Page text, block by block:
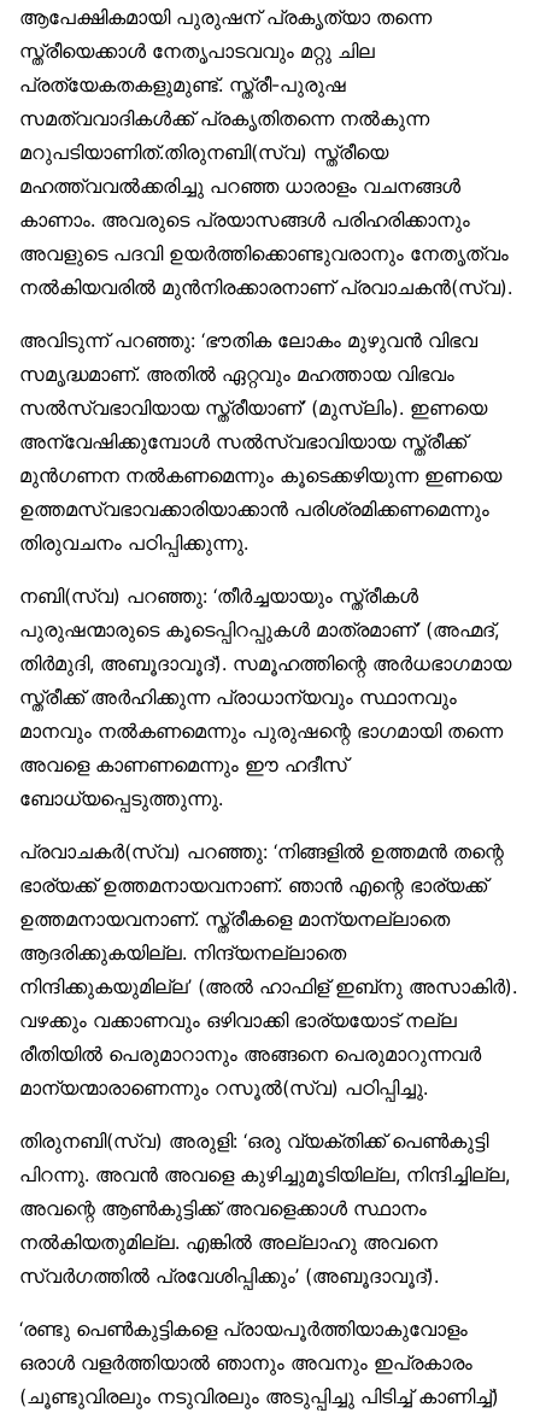
ആപേക്ഷികമായി പുരുഷന് പ്രകൃത്യാ തന്നെ
സ്ത്രീയെക്കാൾ നേതൃപാടവവും മറ്റു ചില
പ്രത്യേകതകളുമുണ്ട്. സ്ത്രീ-പുരുഷ
സമത്വവാദികൾക്ക് പ്രകൃതിതന്നെ നൽകുന്ന
മറുപടിയാണിത്.തിരുനബി(സ്വ) സ്ത്രീയെ
മഹത്ത്വവൽക്കരിച്ചു പറഞ്ഞ ധാരാളം വചനങ്ങൾ
കാണാം. അവരുടെ പ്രയാസങ്ങൾ പരിഹരിക്കാനും
അവളുടെ പദവി ഉയർത്തിക്കൊണ്ടുവരാനും നേതൃത്വം
നൽകിയവരിൽ മുൻനിരക്കാരനാണ് പ്രവാചകൻ(സ്വ).
അവിടുന്ന് പറഞ്ഞു: ‘ഭൗതിക ലോകം മുഴുവൻ വിഭവ
സമൃദ്ധമാണ്. അതിൽ ഏറ്റവും മഹത്തായ വിഭവം
സൽസ്വഭാവിയായ സ്ത്രീയാണ്’ (മുസ്‌ലിം). ഇണയെ
അന്വേഷിക്കുമ്പോൾ സൽസ്വഭാവിയായ സ്ത്രീക്ക്
മുൻഗണന നൽകണമെന്നും കൂടെക്കഴിയുന്ന ഇണയെ
ഉത്തമസ്വഭാവക്കാരിയാക്കാൻ പരിശ്രമിക്കണമെന്നും
തിരുവചനം പഠിപ്പിക്കുന്നു.
നബി(സ്വ) പറഞ്ഞു: ‘തീർച്ചയായും സ്ത്രീകൾ
പുരുഷന്മാരുടെ കൂടെപ്പിറപ്പുകൾ മാത്രമാണ്’ (അഹ്മദ്,
തിർമുദി, അബൂദാവൂദ്). സമൂഹത്തിന്റെ അർധഭാഗമായ
സ്ത്രീക്ക് അർഹിക്കുന്ന പ്രാധാന്യവും സ്ഥാനവും
മാനവും നൽകണമെന്നും പുരുഷന്റെ ഭാഗമായി തന്നെ
അവളെ കാണണമെന്നും ഈ ഹദീസ്
ബോധ്യപ്പെടുത്തുന്നു.
പ്രവാചകർ(സ്വ) പറഞ്ഞു: ‘നിങ്ങളിൽ ഉത്തമൻ തന്റെ
ഭാര്യക്ക് ഉത്തമനായവനാണ്. ഞാൻ എന്റെ ഭാര്യക്ക്
ഉത്തമനായവനാണ്. സ്ത്രീകളെ മാന്യനല്ലാതെ
ആദരിക്കുകയില്ല. നിന്ദ്യനല്ലാതെ
നിന്ദിക്കുകയുമില്ല’ (അൽ ഹാഫിള് ഇബ്‌നു അസാകിർ).
വഴക്കും വക്കാണവും ഒഴിവാക്കി ഭാര്യയോട് നല്ല
രീതിയിൽ പെരുമാറാനും അങ്ങനെ പെരുമാറുന്നവർ
മാന്യന്മാരാണെന്നും റസൂൽ(സ്വ) പഠിപ്പിച്ചു.
തിരുനബി(സ്വ) അരുളി: ‘ഒരു വ്യക്തിക്ക് പെൺകുട്ടി
പിറന്നു. അവൻ അവളെ കുഴിച്ചുമൂടിയില്ല, നിന്ദിച്ചില്ല,
അവന്റെ ആൺകുട്ടിക്ക് അവളെക്കാൾ സ്ഥാനം
നൽകിയതുമില്ല. എങ്കിൽ അല്ലാഹു അവനെ
സ്വർഗത്തിൽ പ്രവേശിപ്പിക്കും’ (അബൂദാവൂദ്).
‘രണ്ടു പെൺകുട്ടികളെ പ്രായപൂർത്തിയാകുവോളം
ഒരാൾ വളർത്തിയാൽ ഞാനും അവനും ഇപ്രകാരം
(ചൂണ്ടുവിരലും നടുവിരലും അടുപ്പിച്ചു പിടിച്ച് കാണിച്ച്)